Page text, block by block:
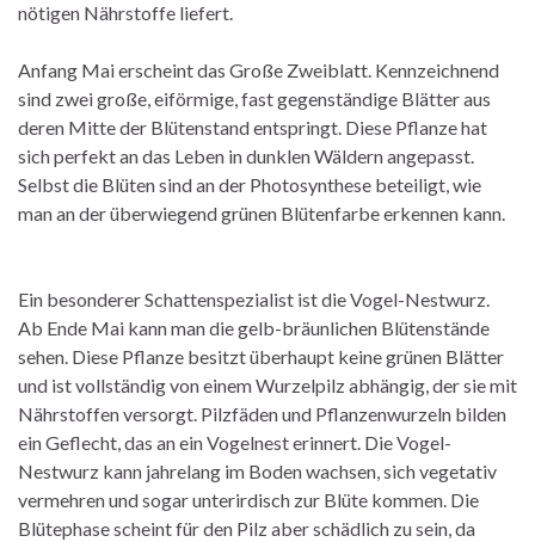
nötigen Nährstoffe liefert.
Anfang Mai erscheint das Große Zweiblatt. Kennzeichnend
sind zwei große, eiförmige, fast gegenständige Blätter aus
deren Mitte der Blütenstand entspringt. Diese Pflanze hat
sich perfekt an das Leben in dunklen Wäldern angepasst.
Selbst die Blüten sind an der Photosynthese beteiligt, wie
man an der überwiegend grünen Blütenfarbe erkennen kann.
Ein besonderer Schattenspezialist ist die Vogel-Nestwurz.
Ab Ende Mai kann man die gelb-bräunlichen Blütenstände
sehen. Diese Pflanze besitzt überhaupt keine grünen Blätter
und ist vollständig von einem Wurzelpilz abhängig, der sie mit
Nährstoffen versorgt. Pilzfäden und Pflanzenwurzeln bilden
ein Geflecht, das an ein Vogelnest erinnert. Die Vogel-
Nestwurz kann jahrelang im Boden wachsen, sich vegetativ
vermehren und sogar unterirdisch zur Blüte kommen. Die
Blütephase scheint für den Pilz aber schädlich zu sein, da